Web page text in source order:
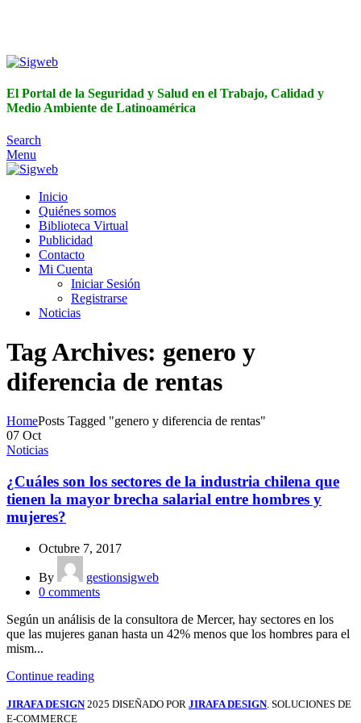
El Portal de la Seguridad y Salud en el Trabajo, Calidad y
Medio Ambiente de Latinoamérica
Search
Menu
Inicio
Quiénes somos
Biblioteca Virtual
Publicidad
Contacto
Mi Cuenta
Iniciar Sesión
Registrarse
Noticias
Tag Archives: genero y
diferencia de rentas
HomePosts Tagged "genero y diferencia de rentas"
07 Oct
Noticias
¿Cuáles son los sectores de la industria chilena que
tienen la mayor brecha salarial entre hombres y
mujeres?
Octubre 7, 2017
By
gestionsigweb
0 comments
Según un análisis de la consultora de Mercer, hay sectores en los
que las mujeres ganan hasta un 42% menos que los hombres para el
mism...
Continue reading
JIRAFA DESIGN 2025 DISEÑADO POR JIRAFA DESIGN. SOLUCIONES DE
E-COMMERCE